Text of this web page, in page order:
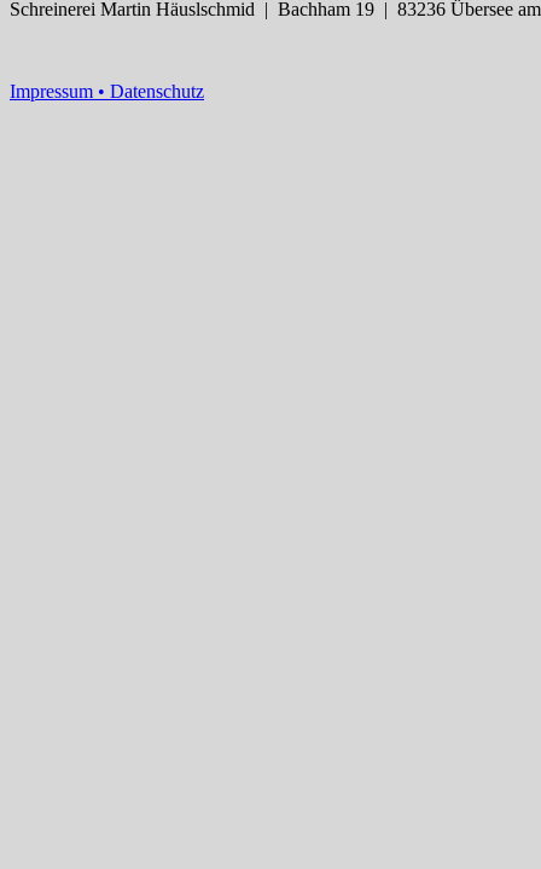
Schreinerei Martin Häuslschmid | Bachham 19 | 83236 Übersee
Impressum • Datenschutz